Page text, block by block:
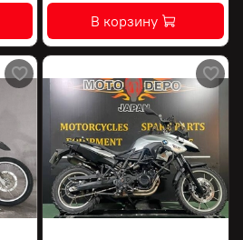
В корзину